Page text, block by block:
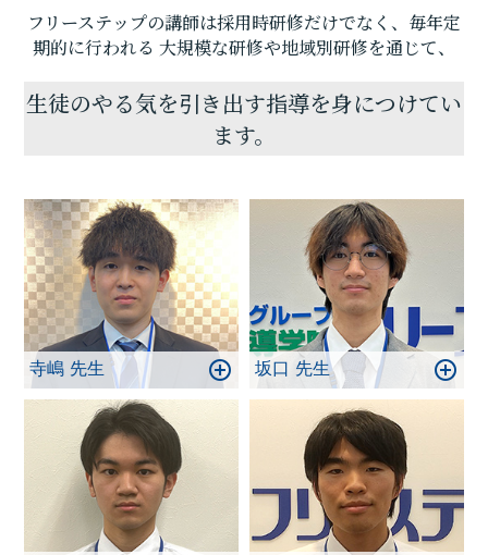
スト直前対策ゼミを行い、目標点達成に向けて学習
を進めていますので、計画的に学力向上が目指すこ
苦手分野の克服、受験指導、学習方法など、今後の
学習計画などでご相談・ご要望のある方がいらっ
しゃいましたら、遠慮なく長瀬駅前教室までお問い
ます！ 一緒に頑張りましょう！
フリーステップの講師は採用時研修だけでなく、毎年定
期的に行われる 大規模な研修や地域別研修を通じて、
生徒のやる気を引き出す指導を身につけてい
ます。
寺嶋 先生 坂口 先生